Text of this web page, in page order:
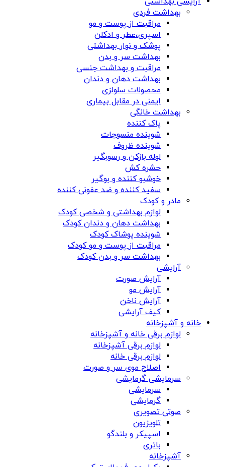
بهداشت فردی
مراقبت از پوست و مو
اسپری،عطر و ادکلن
پوشک و نوار بهداشتی
بهداشت سر و بدن
مراقبت و بهداشت جنسی
بهداشت دهان و دندان
محصولات سلولزی
ایمنی در مقابل بیماری
بهداشت خانگی
پاک کننده
شوینده منسوجات
شوینده ظروف
لوله بازکن و رسوبگیر
حشره کش
خوشبو کننده و بوگیر
سفید کننده و ضد عفونی کننده
مادر و کودک
لوازم بهداشتی و شخصی کودک
بهداشت دهان و دندان کودک
شوینده پوشاک کودک
مراقبت از پوست و مو کودک
بهداشت سر و بدن کودک
آرایشی
آرایش صورت
آرایش مو
آرایش ناخن
کیف آرایشی
خانه و آشپزخانه
لوازم برقی خانه و آشپزخانه
لوازم برقی آشپزخانه
لوازم برقی خانه
اصلاح موی سر و صورت
سرمایشی گرمایشی
سرمایشی
گرمایشی
صوتی تصویری
تلویزیون
اسپیکر و بلندگو
باتری
آشپزخانه